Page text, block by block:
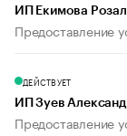
ИП Екимова
Предоставление
ДЕЙСТВУЕТ
ИП Зуев
Предоставление